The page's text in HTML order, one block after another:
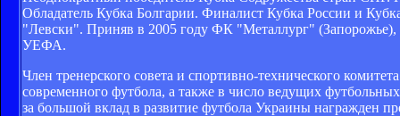
Обладатель Кубка Болгарии. Финалист Кубка России и
"Левски". Приняв в 2005 году ФК "Металлург"
УЕФА.
Член тренерского совета и спортивно-технического
современного футбола, а также в число ведущих
за большой вклад в развитие футбола Украины награжден